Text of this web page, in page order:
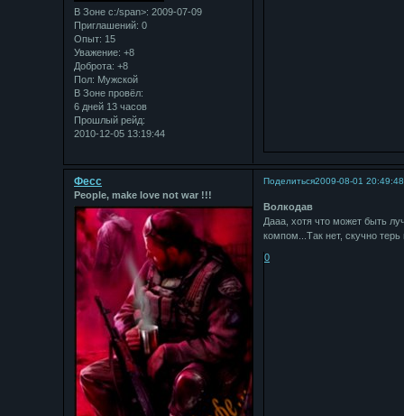
В Зоне с:/span>: 2009-07-09
Приглашений: 0
Опыт: 15
Уважение: +8
Доброта: +8
Пол: Мужской
В Зоне провёл:
6 дней 13 часов
Прошлый рейд:
2010-12-05 13:19:44
Поделиться2009-08-01 20:49:48
Фесс
People, make love not war !!!
Bолкодав
Дааа, хотя что может быть
компом...Так нет, скучно терь
0